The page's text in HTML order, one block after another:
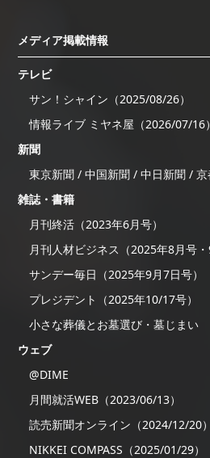
メディア掲載情報
テレビ
サン！シャイン（2025/08/26）
情報ライブ ミヤネ屋（2026/07/16）
新聞
東京新聞 / 中国新聞 / 中日新聞 /
雑誌・書籍
月刊終活（2023年6月号）
月刊人材ビジネス（2025年8月号・
サンデー毎日（2025年9月7日号）
プレジデント（2025年10/17号）
小さな葬儀とお墓選び・墓じまい
ウェブ
@DIME
月間就活WEB（2023/06/13）
読売新聞オンライン（2024/12/20）
NIKKEI COMPASS（2025/01/29）